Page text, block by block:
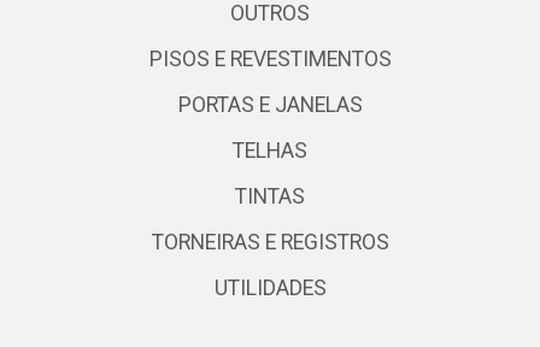
OUTROS
PISOS E REVESTIMENTOS
PORTAS E JANELAS
TELHAS
TINTAS
TORNEIRAS E REGISTROS
UTILIDADES